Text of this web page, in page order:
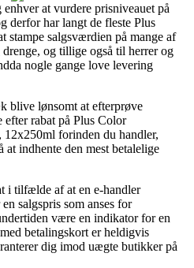
at vurdere prisniveauet på
derfor har langt de fleste Plus
stampe salgsværdien på mange af
og tillige også til herrer og
nogle gange love levering
blive lønsomt at efterprøve
rabat på Plus Color
forinden du handler,
at indhente den mest betalelige
i tilfælde af at en e-handler
salgspris som anses for
være en indikator for en
betalingskort er heldigvis
dig imod uægte butikker på